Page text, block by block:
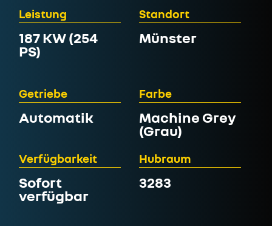
Leistung
187 KW (254
PS)
Standort
Münster
Getriebe
Automatik
Farbe
Machine Grey
(Grau)
Verfügbarkeit
Sofort
verfügbar
Hubraum
3283